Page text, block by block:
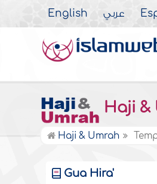
English عربي
Haji &
Haji & Umrah
Gua Hira'